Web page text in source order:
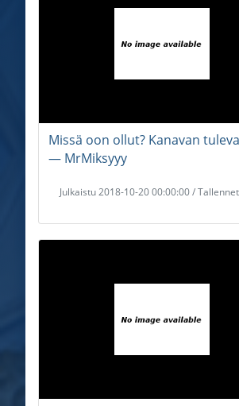
Missä oon ollut? Kanavan
― MrMiksyyy
Julkaistu 2018-10-20 00:00:00 /